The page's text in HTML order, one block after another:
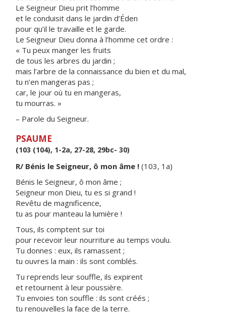
Le Seigneur Dieu prit l’homme
et le conduisit dans le jardin d’Éden
pour qu’il le travaille et le garde.
Le Seigneur Dieu donna à l’homme cet ordre :
« Tu peux manger les fruits
de tous les arbres du jardin ;
mais l’arbre de la connaissance du bien et du mal,
tu n’en mangeras pas ;
car, le jour où tu en mangeras,
tu mourras. »
– Parole du Seigneur.
PSAUME
(103 (104), 1-2a, 27-28, 29bc- 30)
R/ Bénis le Seigneur, ô mon âme ! (103, 1a)
Bénis le Seigneur, ô mon âme ;
Seigneur mon Dieu, tu es si grand !
Revêtu de magnificence,
tu as pour manteau la lumière !
Tous, ils comptent sur toi
pour recevoir leur nourriture au temps voulu.
Tu donnes : eux, ils ramassent ;
tu ouvres la main : ils sont comblés.
Tu reprends leur souffle, ils expirent
et retournent à leur poussière.
Tu envoies ton souffle : ils sont créés ;
tu renouvelles la face de la terre.